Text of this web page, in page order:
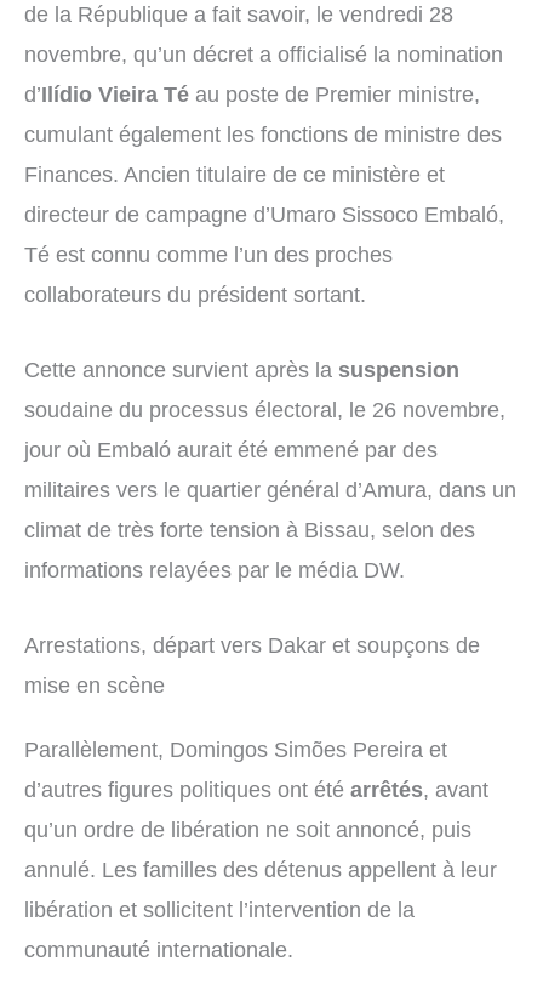
de la République a fait savoir, le vendredi 28
novembre, qu’un décret a officialisé la nomination
d’Ilídio Vieira Té au poste de Premier ministre,
cumulant également les fonctions de ministre des
Finances. Ancien titulaire de ce ministère et
directeur de campagne d’Umaro Sissoco Embaló,
Té est connu comme l’un des proches
collaborateurs du président sortant.
Cette annonce survient après la suspension
soudaine du processus électoral, le 26 novembre,
jour où Embaló aurait été emmené par des
militaires vers le quartier général d’Amura, dans un
climat de très forte tension à Bissau, selon des
informations relayées par le média DW.
Arrestations, départ vers Dakar et soupçons de
mise en scène
Parallèlement, Domingos Simões Pereira et
d’autres figures politiques ont été arrêtés, avant
qu’un ordre de libération ne soit annoncé, puis
annulé. Les familles des détenus appellent à leur
libération et sollicitent l’intervention de la
communauté internationale.